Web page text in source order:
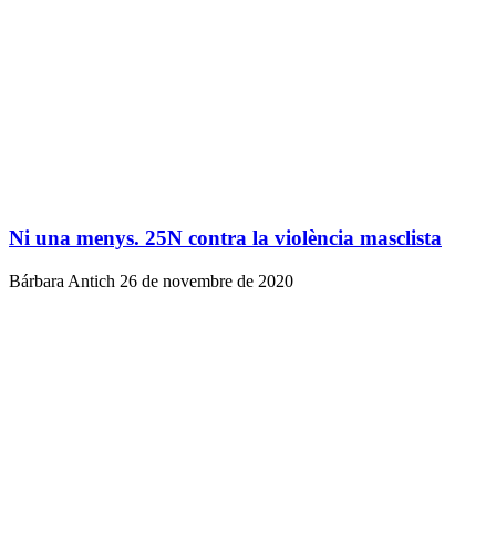
Ni una menys. 25N contra la violència masclista
Bárbara Antich 26 de novembre de 2020